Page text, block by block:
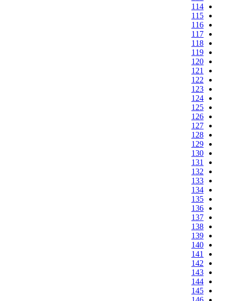
114
115
116
117
118
119
120
121
122
123
124
125
126
127
128
129
130
131
132
133
134
135
136
137
138
139
140
141
142
143
144
145